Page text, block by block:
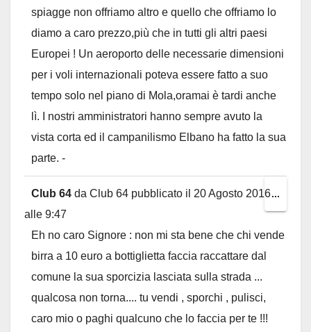
spiagge non offriamo altro e quello che offriamo lo
diamo a caro prezzo,più che in tutti gli altri paesi
Europei ! Un aeroporto delle necessarie dimensioni
per i voli internazionali poteva essere fatto a suo
tempo solo nel piano di Mola,oramai è tardi anche
lì. I nostri amministratori hanno sempre avuto la
vista corta ed il campanilismo Elbano ha fatto la sua
parte. -
Club 64 da Club 64 pubblicato il 20 Agosto 2016
alle 9:47
Eh no caro Signore : non mi sta bene che chi vende
birra a 10 euro a bottiglietta faccia raccattare dal
comune la sua sporcizia lasciata sulla strada ...
qualcosa non torna.... tu vendi , sporchi , pulisci,
caro mio o paghi qualcuno che lo faccia per te !!!
...
this